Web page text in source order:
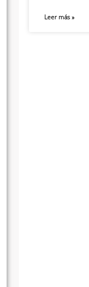
Leer más »